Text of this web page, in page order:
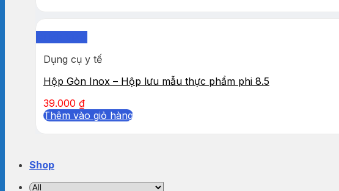
Dụng cụ y tế
Hộp Gòn Inox – Hộp lưu mẫu thực phẩm phi 8.5
39.000 ₫
Thêm vào giỏ hàng
Shop